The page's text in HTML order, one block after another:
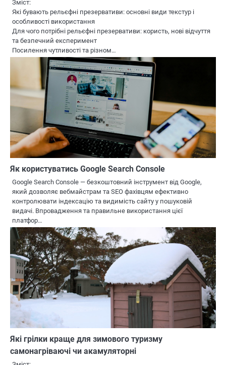
Зміст:
Які бувають рельєфні презервативи: основні види текстур і
особливості використання
Для чого потрібні рельєфні презервативи: користь, нові відчуття
та безпечний експеримент
Посилення чутливості та різном…
Як користуватись Google Search Console
Google Search Console — безкоштовний інструмент від Google,
який дозволяє вебмайстрам та SEO фахівцям ефективно
контролювати індексацію та видимість сайту у пошуковій
видачі. Впровадження та правильне використання цієї
платфор…
Які грілки краще для зимового туризму
самонагріваючі чи акамуляторні